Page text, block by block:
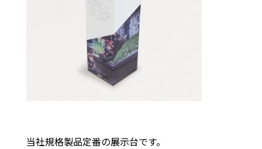
当社規格製品定番の展示台です。